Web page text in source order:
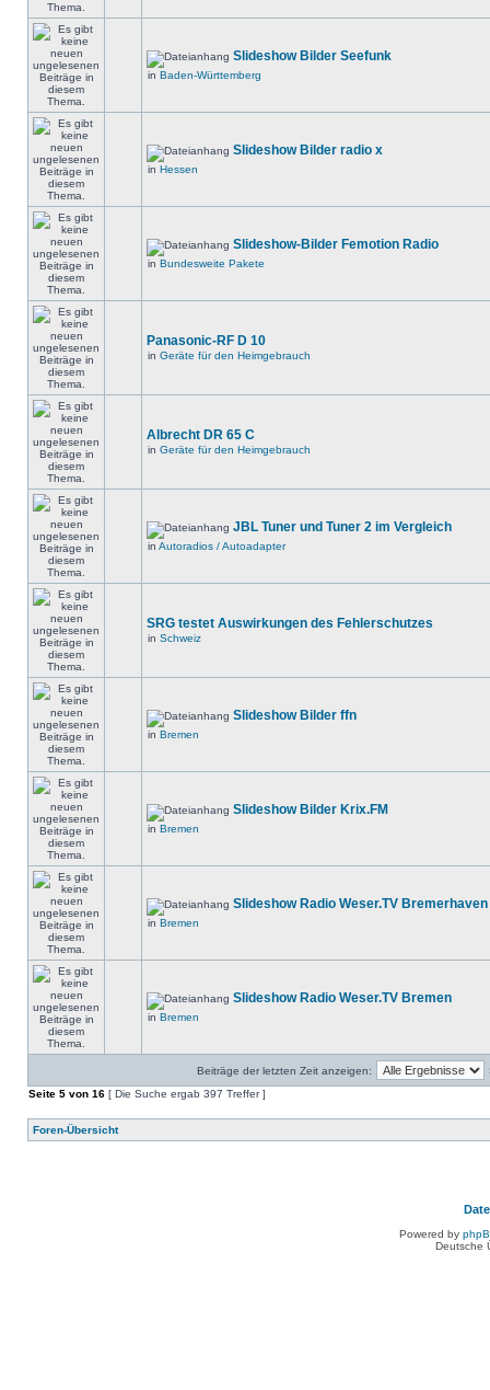
Slideshow Bilder Seefunk
in Baden-Württemberg
Slideshow Bilder radio x
in Hessen
Slideshow-Bilder Femotion Radio
in Bundesweite Pakete
Panasonic-RF D 10
in Geräte für den Heimgebrauch
Albrecht DR 65 C
in Geräte für den Heimgebrauch
JBL Tuner und Tuner 2 im Vergleich
in Autoradios / Autoadapter
SRG testet Auswirkungen des Fehlerschutzes
in Schweiz
Slideshow Bilder ffn
in Bremen
Slideshow Bilder Krix.FM
in Bremen
Slideshow Radio Weser.TV Bremerhaven
in Bremen
Slideshow Radio Weser.TV Bremen
in Bremen
Beiträge der letzten Zeit anzeigen:
Seite 5 von 16 [ Die Suche ergab 397 Treffer ]
Foren-Übersicht
Powered by
Deutsche